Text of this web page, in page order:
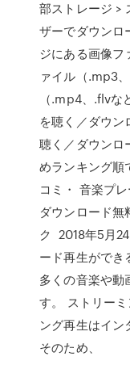
部ストレージ >
ザーでダウンロ
ジにある画像
ァイル（.mp3
（.mp4、.flvな
を聴く／ダウン
聴く／ダウン
めランキング順
コミ・ 音楽プ
ダウンロード無
ク 2018年5月
ード再生ができ
多くの音楽や動
す。 ストリー
ング再生はイン
そのため、